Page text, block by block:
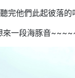
聽完他們此起彼落的
來一段海豚音